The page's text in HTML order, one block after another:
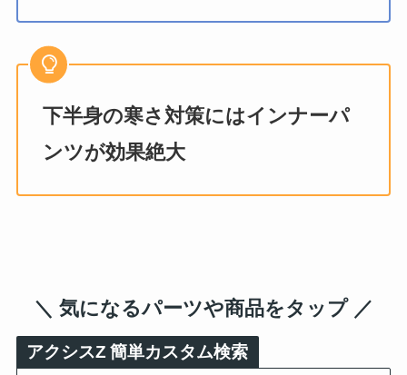
下半身の寒さ対策にはインナーパ
ンツが効果絶大
＼ 気になるパーツや商品をタップ ／
アクシスZ 簡単カスタム検索